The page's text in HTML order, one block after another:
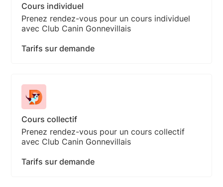
Cours individuel
Prenez rendez-vous pour un cours individuel
avec Club Canin Gonnevillais
Tarifs sur demande
Cours collectif
Prenez rendez-vous pour un cours collectif
avec Club Canin Gonnevillais
Tarifs sur demande